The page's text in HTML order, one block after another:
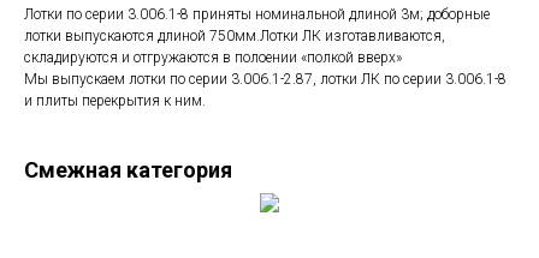
Лотки по серии 3.006.1-8 приняты номинальной длиной 3м; доборные
лотки выпускаются длиной 750мм.Лотки ЛК изготавливаются,
складируются и отгружаются в полоении «полкой вверх»
Мы выпускаем лотки по серии 3.006.1-2.87, лотки ЛК по серии 3.006.1-8
и плиты перекрытия к ним.
Смежная категория